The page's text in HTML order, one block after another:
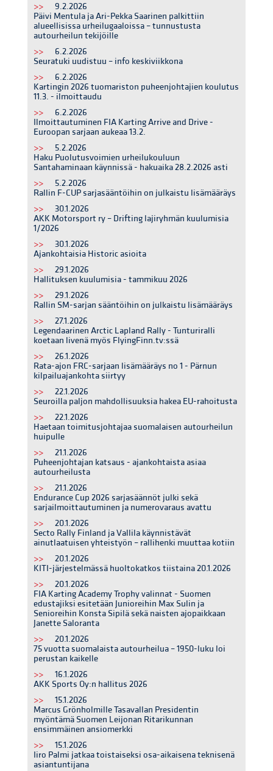
>>
9.2.2026
Päivi Mentula ja Ari-Pekka Saarinen palkittiin
alueellisissa urheilugaaloissa – tunnustusta
autourheilun tekijöille
>>
6.2.2026
Seuratuki uudistuu – info keskiviikkona
>>
6.2.2026
Kartingin 2026 tuomariston puheenjohtajien koulutus
11.3. - ilmoittaudu
>>
6.2.2026
Ilmoittautuminen FIA Karting Arrive and Drive -
Euroopan sarjaan aukeaa 13.2.
>>
5.2.2026
Haku Puolutusvoimien urheilukouluun
Santahaminaan käynnissä - hakuaika 28.2.2026 asti
>>
5.2.2026
Rallin F-CUP sarjasääntöihin on julkaistu lisämääräys
>>
30.1.2026
AKK Motorsport ry – Drifting lajiryhmän kuulumisia
1/2026
>>
30.1.2026
Ajankohtaisia Historic asioita
>>
29.1.2026
Hallituksen kuulumisia - tammikuu 2026
>>
29.1.2026
Rallin SM-sarjan sääntöihin on julkaistu lisämääräys
>>
27.1.2026
Legendaarinen Arctic Lapland Rally - Tunturiralli
koetaan livenä myös FlyingFinn.tv:ssä
>>
26.1.2026
Rata-ajon FRC-sarjaan lisämääräys no 1 - Pärnun
kilpailuajankohta siirtyy
>>
22.1.2026
Seuroilla paljon mahdollisuuksia hakea EU-rahoitusta
>>
22.1.2026
Haetaan toimitusjohtajaa suomalaisen autourheilun
huipulle
>>
21.1.2026
Puheenjohtajan katsaus - ajankohtaista asiaa
autourheilusta
>>
21.1.2026
Endurance Cup 2026 sarjasäännöt julki sekä
sarjailmoittautuminen ja numerovaraus avattu
>>
20.1.2026
Secto Rally Finland ja Vallila käynnistävät
ainutlaatuisen yhteistyön – rallihenki muuttaa kotiin
>>
20.1.2026
KITI-järjestelmässä huoltokatkos tiistaina 20.1.2026
>>
20.1.2026
FIA Karting Academy Trophy valinnat - Suomen
edustajiksi esitetään Junioreihin Max Sulin ja
Senioreihin Konsta Sipilä sekä naisten ajopaikkaan
Janette Saloranta
>>
20.1.2026
75 vuotta suomalaista autourheilua – 1950-luku loi
perustan kaikelle
>>
16.1.2026
AKK Sports Oy:n hallitus 2026
>>
15.1.2026
Marcus Grönholmille Tasavallan Presidentin
myöntämä Suomen Leijonan Ritarikunnan
ensimmäinen ansiomerkki
>>
15.1.2026
Iiro Palmi jatkaa toistaiseksi osa-aikaisena teknisenä
asiantuntijana